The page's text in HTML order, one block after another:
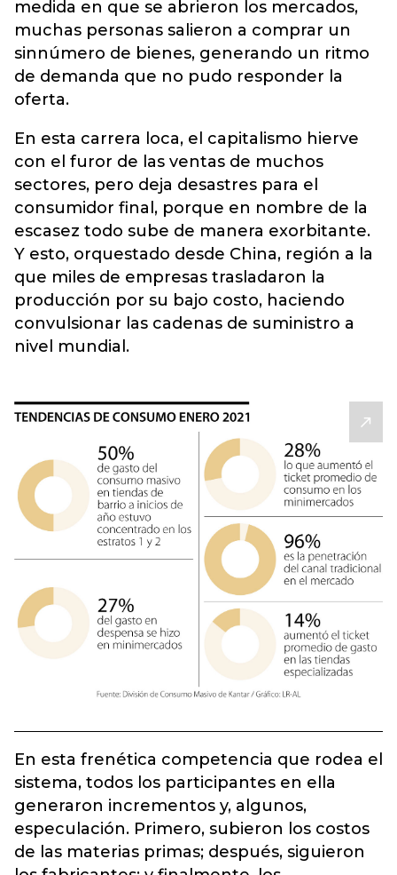
medida en que se abrieron los mercados,
muchas personas salieron a comprar un
sinnúmero de bienes, generando un ritmo
de demanda que no pudo responder la
oferta.
En esta carrera loca, el capitalismo hierve
con el furor de las ventas de muchos
sectores, pero deja desastres para el
consumidor final, porque en nombre de la
escasez todo sube de manera exorbitante.
Y esto, orquestado desde China, región a la
que miles de empresas trasladaron la
producción por su bajo costo, haciendo
convulsionar las cadenas de suministro a
nivel mundial.
En esta frenética competencia que rodea el
sistema, todos los participantes en ella
generaron incrementos y, algunos,
especulación. Primero, subieron los costos
de las materias primas; después, siguieron